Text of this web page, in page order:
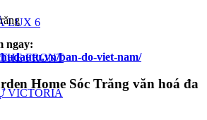
LUX 6
FRONT
VICTORIA
ngay:
ban-do-viet-nam/
Home Sóc Trăng văn hoá đa